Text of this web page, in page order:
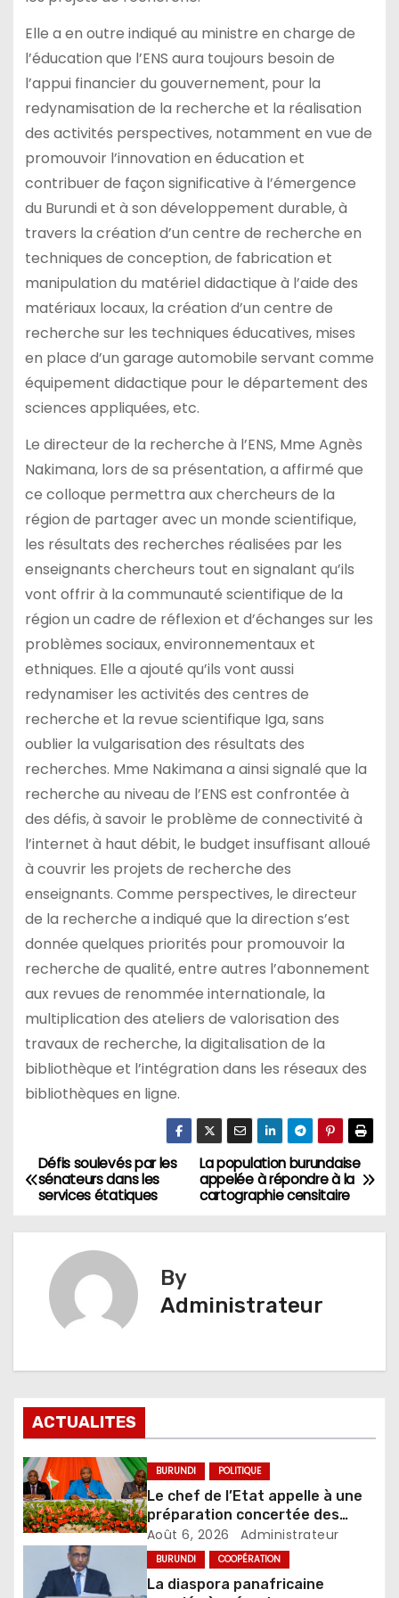
Elle a en outre indiqué au ministre en charge de
l’éducation que l’ENS aura toujours besoin de
l’appui financier du gouvernement, pour la
redynamisation de la recherche et la réalisation
des activités perspectives, notamment en vue de
promouvoir l’innovation en éducation et
contribuer de façon significative à l’émergence
du Burundi et à son développement durable, à
travers la création d’un centre de recherche en
techniques de conception, de fabrication et
manipulation du matériel didactique à l’aide des
matériaux locaux, la création d’un centre de
recherche sur les techniques éducatives, mises
en place d’un garage automobile servant comme
équipement didactique pour le département des
sciences appliquées, etc.
Le directeur de la recherche à l’ENS, Mme Agnès
Nakimana, lors de sa présentation, a affirmé que
ce colloque permettra aux chercheurs de la
région de partager avec un monde scientifique,
les résultats des recherches réalisées par les
enseignants chercheurs tout en signalant qu’ils
vont offrir à la communauté scientifique de la
région un cadre de réflexion et d’échanges sur les
problèmes sociaux, environnementaux et
ethniques. Elle a ajouté qu’ils vont aussi
redynamiser les activités des centres de
recherche et la revue scientifique Iga, sans
oublier la vulgarisation des résultats des
recherches. Mme Nakimana a ainsi signalé que la
recherche au niveau de l’ENS est confrontée à
des défis, à savoir le problème de connectivité à
l’internet à haut débit, le budget insuffisant alloué
à couvrir les projets de recherche des
enseignants. Comme perspectives, le directeur
de la recherche a indiqué que la direction s’est
donnée quelques priorités pour promouvoir la
recherche de qualité, entre autres l’abonnement
aux revues de renommée internationale, la
multiplication des ateliers de valorisation des
travaux de recherche, la digitalisation de la
bibliothèque et l’intégration dans les réseaux des
bibliothèques en ligne.
Navigation
de
l’article
La population burundaise
appelée à répondre à la
cartographie censitaire
Défis soulevés par les
sénateurs dans les
services étatiques
By
Administrateur
ACTUALITES
BURUNDI POLITIQUE
Le chef de l’Etat appelle à une
préparation concertée des
élections de 2027
Août 6, 2026 Administrateur
BURUNDI COOPÉRATION
La diaspora panafricaine